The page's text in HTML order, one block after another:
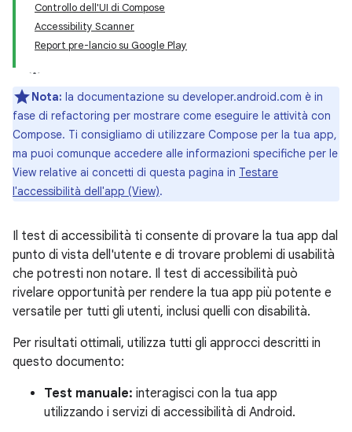
Controllo dell'UI di Compose
Accessibility Scanner
Report pre-lancio su Google Play
Nota: la documentazione su developer.android.com è in
fase di refactoring per mostrare come eseguire le attività con
Compose. Ti consigliamo di utilizzare Compose per la tua app,
ma puoi comunque accedere alle informazioni specifiche per le
View relative ai concetti di questa pagina in Testare
l'accessibilità dell'app (View).
Il test di accessibilità ti consente di provare la tua app dal
punto di vista dell'utente e di trovare problemi di usabilità
che potresti non notare. Il test di accessibilità può
rivelare opportunità per rendere la tua app più potente e
versatile per tutti gli utenti, inclusi quelli con disabilità.
Per risultati ottimali, utilizza tutti gli approcci descritti in
questo documento:
Test manuale: interagisci con la tua app
utilizzando i servizi di accessibilità di Android.